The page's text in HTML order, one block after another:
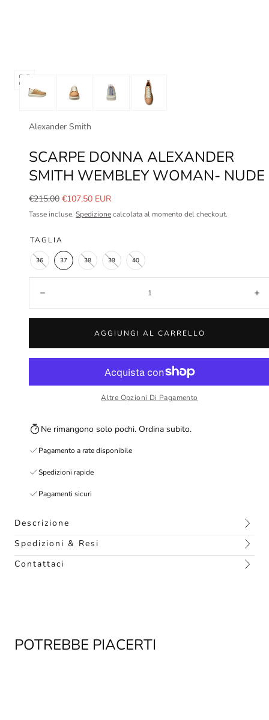
Apri
media
inAlexander Smith
SCARPE DONNA ALEXANDER
SMITH WEMBLEY WOMAN- NUDE
Prezzo
normale
€215,00 Prezzo
in
€107,50 EUR
Tasse incluse. Spedizionecalcolata al momento del checkout.
TAGLIA
36 37 38 39 40
AGGIUNGI AL CARRELLO
Altre Opzioni Di Pagamento
Ne rimangono solo pochi. Ordina subito.
Pagamento a rate disponibile
Spedizioni rapide
Pagamenti sicuri
Descrizione
Spedizioni & Resi
Contattaci
POTREBBE PIACERTI